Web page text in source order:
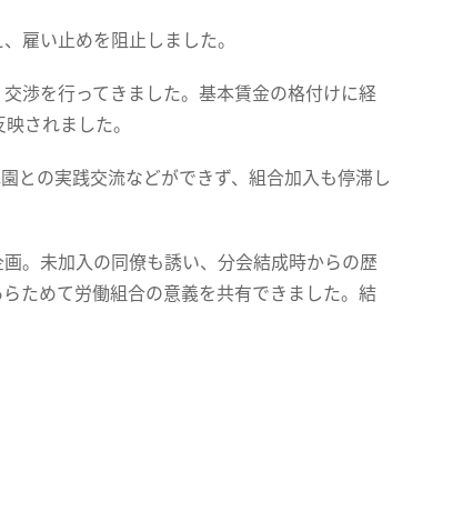
雇い止めを阻止しました。
渉を行ってきました。基本賃金の格付けに経
されました。
との実践交流などができず、組合加入も停滞し
。未加入の同僚も誘い、分会結成時からの歴
ためて労働組合の意義を共有できました。結